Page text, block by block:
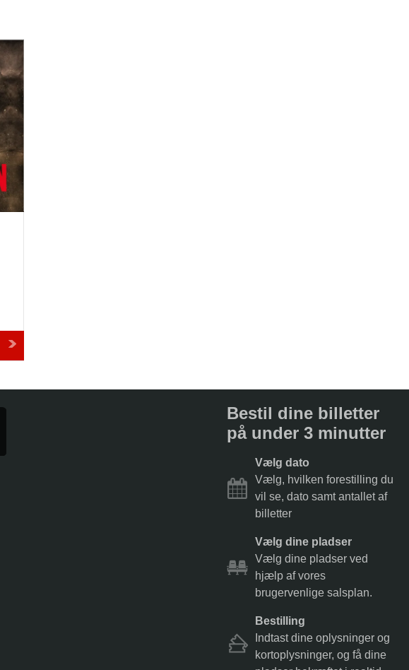
Bestil dine billetter
på under 3 minutter
Vælg dato
Vælg, hvilken forestilling du
vil se, dato samt antallet af
billetter
Vælg dine pladser
Vælg dine pladser ved
hjælp af vores
brugervenlige salsplan.
Bestilling
Indtast dine oplysninger og
kortoplysninger, og få dine